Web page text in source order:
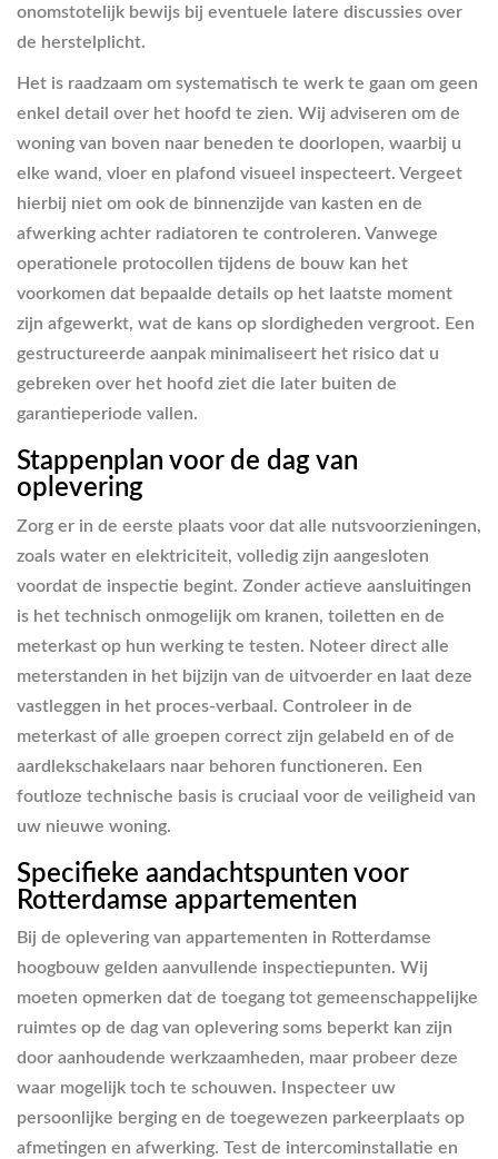
onomstotelijk bewijs bij eventuele latere discussies over
de herstelplicht.
Het is raadzaam om systematisch te werk te gaan om geen
enkel detail over het hoofd te zien. Wij adviseren om de
woning van boven naar beneden te doorlopen, waarbij u
elke wand, vloer en plafond visueel inspecteert. Vergeet
hierbij niet om ook de binnenzijde van kasten en de
afwerking achter radiatoren te controleren. Vanwege
operationele protocollen tijdens de bouw kan het
voorkomen dat bepaalde details op het laatste moment
zijn afgewerkt, wat de kans op slordigheden vergroot. Een
gestructureerde aanpak minimaliseert het risico dat u
gebreken over het hoofd ziet die later buiten de
garantieperiode vallen.
Stappenplan voor de dag van
oplevering
Zorg er in de eerste plaats voor dat alle nutsvoorzieningen,
zoals water en elektriciteit, volledig zijn aangesloten
voordat de inspectie begint. Zonder actieve aansluitingen
is het technisch onmogelijk om kranen, toiletten en de
meterkast op hun werking te testen. Noteer direct alle
meterstanden in het bijzijn van de uitvoerder en laat deze
vastleggen in het proces-verbaal. Controleer in de
meterkast of alle groepen correct zijn gelabeld en of de
aardlekschakelaars naar behoren functioneren. Een
foutloze technische basis is cruciaal voor de veiligheid van
uw nieuwe woning.
Specifieke aandachtspunten voor
Rotterdamse appartementen
Bij de oplevering van appartementen in Rotterdamse
hoogbouw gelden aanvullende inspectiepunten. Wij
moeten opmerken dat de toegang tot gemeenschappelijke
ruimtes op de dag van oplevering soms beperkt kan zijn
door aanhoudende werkzaamheden, maar probeer deze
waar mogelijk toch te schouwen. Inspecteer uw
persoonlijke berging en de toegewezen parkeerplaats op
afmetingen en afwerking. Test de intercominstallatie en